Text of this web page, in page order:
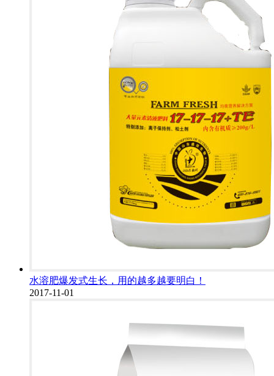
水溶肥爆发式生长，用的越多越要明白！
2017-11-01